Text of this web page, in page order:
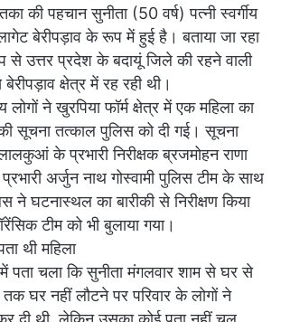
की पहचान सुनीता (50 वर्ष) पत्नी स्वर्गीय
बेरीपड़ाव के रूप में हुई है। बताया जा रहा
से उत्तर प्रदेश के बदायूं जिले की रहने वाली
क्षेत्र में रह रही थी।
लोगों ने खुरपिया फॉर्म क्षेत्र में एक महिला का
सूचना तत्काल पुलिस को दी गई। सूचना
के प्रभारी निरीक्षक ब्रजमोहन राणा
अर्जुन नाथ गोस्वामी पुलिस टीम के साथ
ने घटनास्थल का बारीकी से निरीक्षण किया
टीम को भी बुलाया गया।
थी महिला
पता चला कि सुनीता मंगलवार शाम से घर से
तक घर नहीं लौटने पर परिवार के लोगों ने